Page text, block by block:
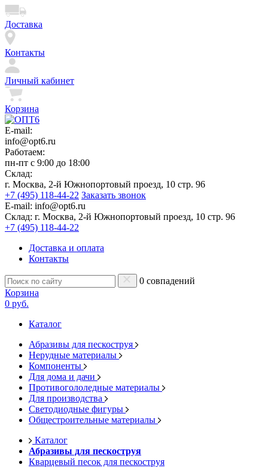
Доставка
Контакты
Личный кабинет
Корзина
E-mail:
info@opt6.ru
Работаем:
пн-пт с 9:00 до 18:00
Склад:
г. Москва, 2-й Южнопортовый проезд, 10 стр. 96
+7 (495) 118-44-22 Заказать звонок
E-mail: info@opt6.ru
Склад: г. Москва, 2-й Южнопортовый проезд, 10 стр. 96
+7 (495) 118-44-22
Доставка и оплата
Контакты
0 совпадений
Корзина
0 руб.
Каталог
Абразивы для пескоструя
Нерудные материалы
Компоненты
Для дома и дачи
Противогололедные материалы
Для производства
Светодиодные фигуры
Общестроительные материалы
Каталог
Абразивы для пескоструя
Кварцевый песок для пескоструя